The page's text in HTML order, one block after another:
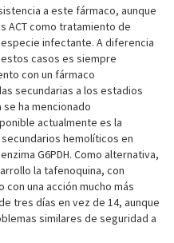
a este fármaco, aunque
ACT como tratamiento de
infectante. A diferencia
estos casos es siempre
con un fármaco
secundarias a los estadios
ha mencionado
actualmente es la
­hemolíticos en
G6PDH. Como alternativa,
la tafenoquina, con
una acción mucho más
tres días en vez de 14, aunque
similares de seguridad a